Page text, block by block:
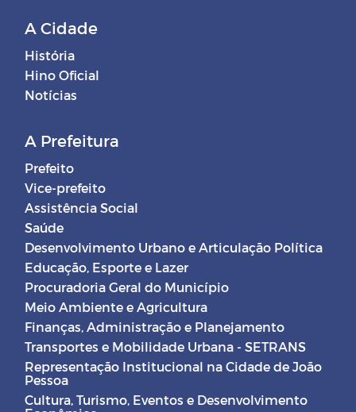
A Cidade
História
Hino Oficial
Notícias
A Prefeitura
Prefeito
Vice-prefeito
Assistência Social
Saúde
Desenvolvimento Urbano e Articulação Política
Educação, Esporte e Lazer
Procuradoria Geral do Município
Meio Ambiente e Agricultura
Finanças, Administração e Planejamento
Transportes e Mobilidade Urbana - SETRANS
Representação Institucional na Cidade de João
Pessoa
Cultura, Turismo, Eventos e Desenvolvimento